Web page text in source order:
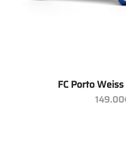
FC Porto
149.00